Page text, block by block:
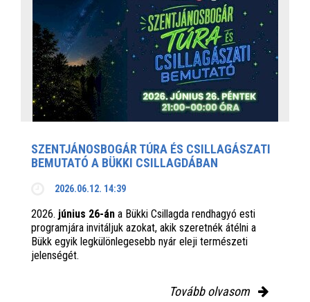
SZENTJÁNOSBOGÁR TÚRA ÉS CSILLAGÁSZATI
BEMUTATÓ A BÜKKI CSILLAGDÁBAN
2026.06.12. 14:39
2026. június 26-án a Bükki Csillagda rendhagyó esti
programjára invitáljuk azokat, akik szeretnék átélni a
Bükk egyik legkülönlegesebb nyár eleji természeti
jelenségét.
Tovább olvasom